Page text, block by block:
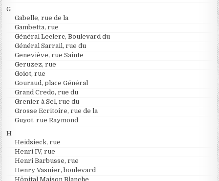
G
Gabelle, rue de la
Gambetta, rue
Général Leclerc, Boulevard du
Général Sarrail, rue du
Geneviève, rue Sainte
Geruzez, rue
Goïot, rue
Gouraud, place Général
Grand Credo, rue du
Grenier à Sel, rue du
Grosse Ecritoire, rue de la
Guyot, rue Raymond
H
Heidsieck, rue
Henri IV, rue
Henri Barbusse, rue
Henry Vasnier, boulevard
Hôpital Maison Blanche